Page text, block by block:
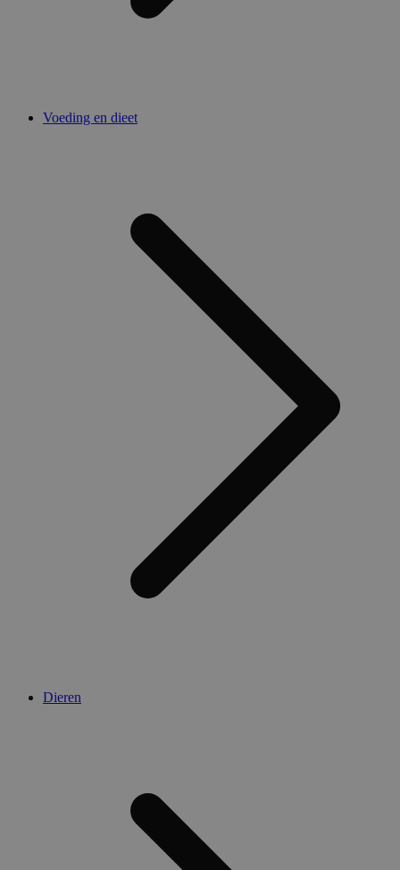
Voeding en dieet
Dieren